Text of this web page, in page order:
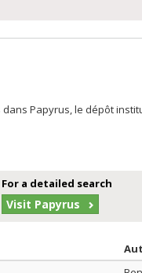
Papyrus, le dépôt
For a detailed search
Visit Papyrus